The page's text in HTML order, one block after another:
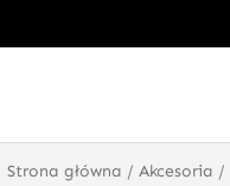
Strona główna / Akcesoria /